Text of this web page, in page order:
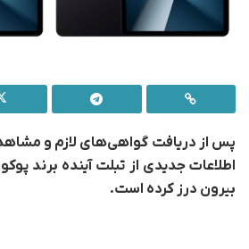
پس از دریافت گواهی‌های لازم و
بیرون درز کرده است.